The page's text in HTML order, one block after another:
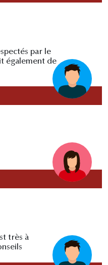
par le
également de
très à